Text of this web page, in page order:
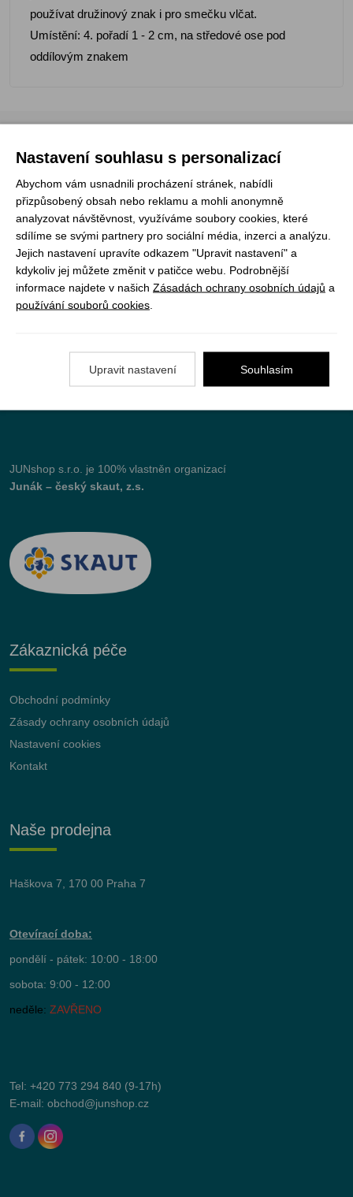
používat družinový znak i pro smečku vlčat.
Umístění: 4. pořadí 1 - 2 cm, na středové ose pod
oddílovým znakem
nic neunikne
ODEBÍRAT
Vše o nákupu
Nejčastější dotazy (FAQ)
JUNshop s.r.o.
je 100% vlastněn organizací
Junák – český skaut, z.s.
Zákaznická péče
Obchodní podmínky
Zásady ochrany osobních údajů
Nastavení cookies
Kontakt
Naše prodejna
Haškova 7, 170 00 Praha 7
Otevírací doba:
pondělí - pátek: 10:00 - 18:00
sobota: 9:00 - 12:00
neděle: ZAVŘENO
Tel: +420 773 294 840 (9-17h)
E-mail: obchod@junshop.cz
Nastavení souhlasu s personalizací
Abychom vám usnadnili procházení stránek, nabídli
přizpůsobený obsah nebo reklamu a mohli anonymně
analyzovat návštěvnost, využíváme soubory cookies, které
sdílíme se svými partnery pro sociální média, inzerci a analýzu.
Jejich nastavení upravíte odkazem "Upravit nastavení" a
kdykoliv jej můžete změnit v patičce webu. Podrobnější
informace najdete v našich Zásadách ochrany osobních údajů a
používání souborů cookies
Upravit nastavení Souhlasím